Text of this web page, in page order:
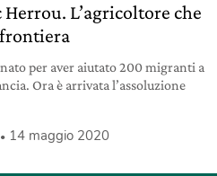
L’agricoltore che
per aver aiutato 200 migranti a
Ora è arrivata l’assoluzione
14 maggio 2020